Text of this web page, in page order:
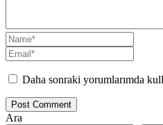
Daha sonraki yorumlarımda
Post Comment
Ara